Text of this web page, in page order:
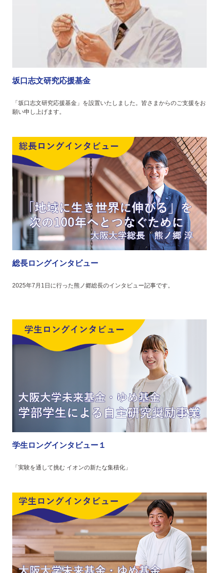
坂口志文研究応援基金
「坂口志文研究応援基金」を設置いたしました。皆さまからのご支援をお
願い申し上げます。
総長ロングインタビュー
2025年7月1日に行った熊ノ郷総長のインタビュー記事です。
学生ロングインタビュー１
「実験を通して挑む イオンの新たな集積化」